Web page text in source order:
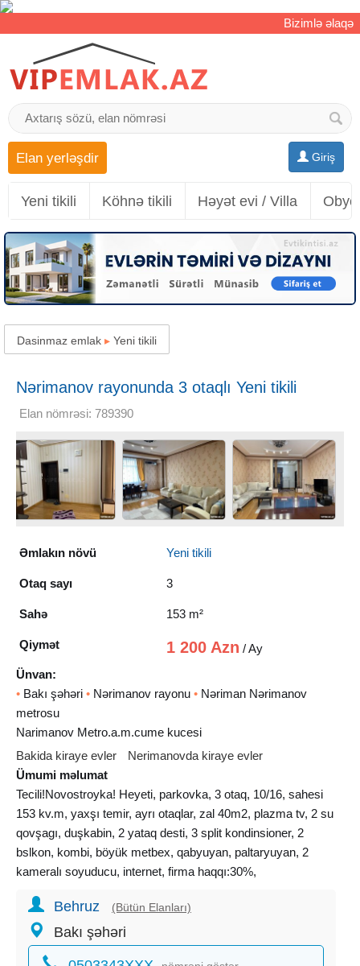
Bizimlə əlaqə
Giriş
Elan yerləşdir
Yeni tikili Köhnə tikili Həyət evi / Villa
Dasinmaz emlak ▸ Yeni tikili
Nərimanov rayonunda 3 otaqlı Yeni tikili
Kirayə verilir, 153 m²
Elan nömrəsi: 789390
Əmlakın növü Yeni tikili
Otaq sayı 3
Sahə 153 m²
Qiymət 1 200 Azn / Ay
Ünvan:
• Bakı şəhəri • Nərimanov rayonu • Nəriman Nərimanov
metrosu
Narimanov Metro.a.m.cume kucesi
Bakida kiraye evler
Nerimanovda kiraye evler
Ümumi məlumat
Tecili!Novostroyka! Heyeti, parkovka, 3 otaq, 10/16, sahesi
153 kv.m, yaxşı temir, ayrı otaqlar, zal 40m2, plazma tv, 2 su
qovşagı, duşkabin, 2 yataq desti, 3 split kondinsioner, 2
bslkon, kombi, böyük metbex, qabyuyan, paltaryuyan, 2
kameralı soyuducu, internet, firma haqqı:30%,
Behruz (Bütün Elanları)
Bakı şəhəri